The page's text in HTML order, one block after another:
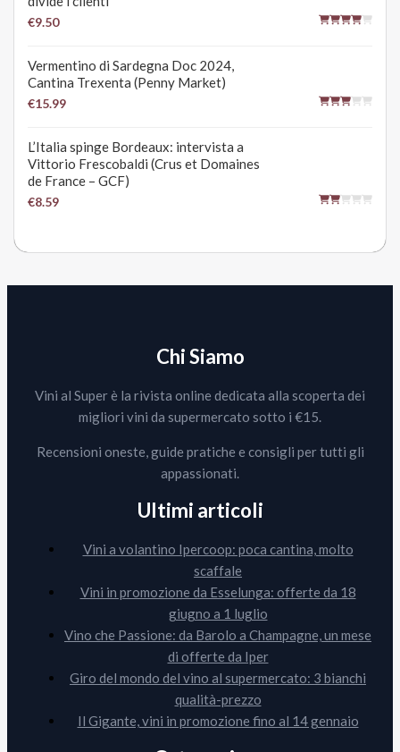
€9.50
Vermentino di Sardegna Doc 2024,
Cantina Trexenta (Penny Market)
€15.99
L’Italia spinge Bordeaux: intervista a
Vittorio Frescobaldi (Crus et Domaines
de France – GCF)
€8.59
Chi Siamo
Vini al Super è la rivista online dedicata alla scoperta dei
migliori vini da supermercato sotto i €15.
Recensioni oneste, guide pratiche e consigli per tutti gli
appassionati.
Ultimi articoli
Vini a volantino Ipercoop: poca cantina, molto
scaffale
Vini in promozione da Esselunga: offerte da 18
giugno a 1 luglio
Vino che Passione: da Barolo a Champagne, un mese
di offerte da Iper
Giro del mondo del vino al supermercato: 3 bianchi
qualità-prezzo
Il Gigante, vini in promozione fino al 14 gennaio